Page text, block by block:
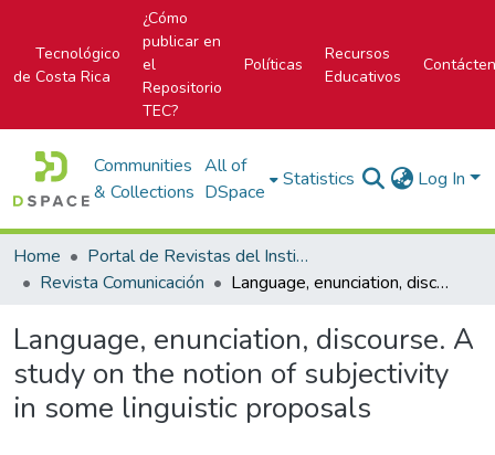
Tecnológico
de Costa Rica
¿Cómo
publicar en
el
Repositorio
TEC?
Políticas
Recursos
Educativos
Communities
& Collections
All of
DSpace
Statistics Log In
Home
Portal de Revistas del Instituto Tecnológico de Costa Rica
Revista Comunicación
Language, enunciation, discourse. A study on the notion of subjectivity in some linguistic proposals
Language, enunciation, discourse. A
study on the notion of subjectivity
in some linguistic proposals